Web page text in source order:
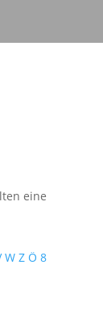
eine
W Z Ö 8